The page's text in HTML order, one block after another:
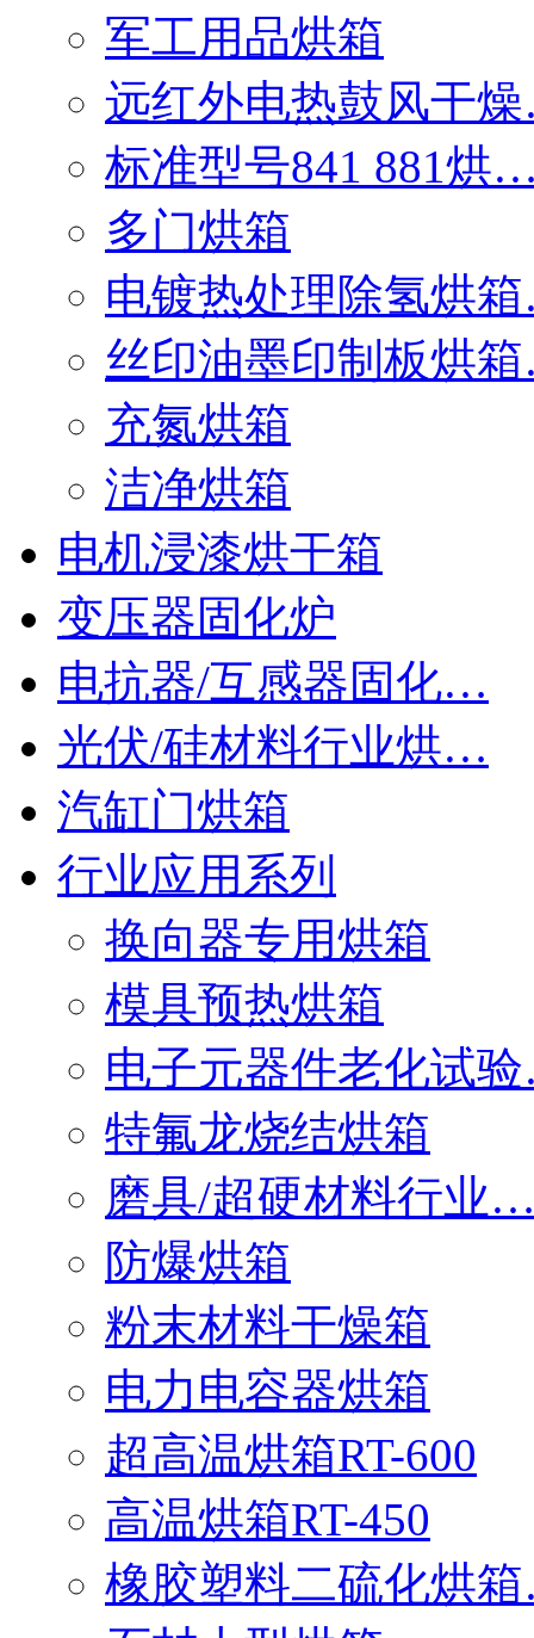
军工用品烘箱
远红外电热鼓风干
标准型号841 881烘
多门烘箱
电镀热处理除氢烘
丝印油墨印制板烘
充氮烘箱
洁净烘箱
电机浸漆烘干箱
变压器固化炉
电抗器/互感器固化…
光伏/硅材料行业烘…
汽缸门烘箱
行业应用系列
换向器专用烘箱
模具预热烘箱
电子元器件老化试
特氟龙烧结烘箱
磨具/超硬材料行业
防爆烘箱
粉末材料干燥箱
电力电容器烘箱
超高温烘箱RT-600
高温烘箱RT-450
橡胶塑料二硫化烘